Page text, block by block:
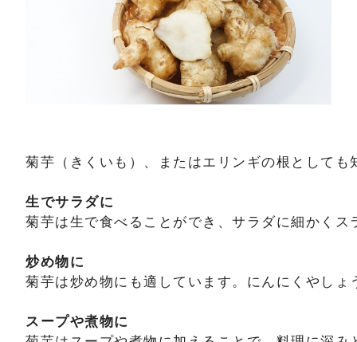
菊芋（きくいも）、またはエリンギの根として
生でサラダに
菊芋は生で食べることができ、サラダに細かく
炒め物に
菊芋は炒め物にも適しています。にんにくやし
スープや煮物に